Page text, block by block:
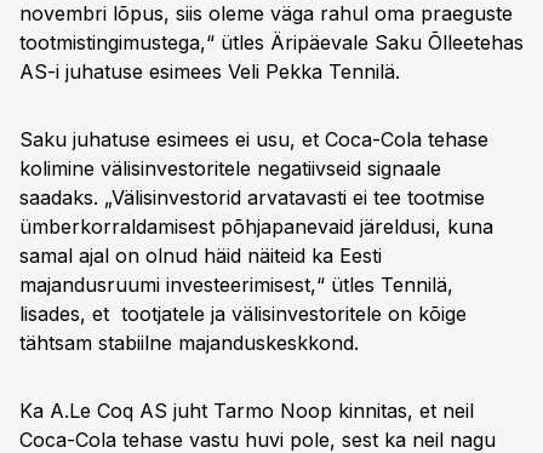
novembri lõpus, siis oleme väga rahul oma praeguste
tootmistingimustega,“ ütles Äripäevale Saku Õlleetehas
AS-i juhatuse esimees Veli Pekka Tennilä.
Saku juhatuse esimees ei usu, et Coca-Cola tehase
kolimine välisinvestoritele negatiivseid signaale
saadaks. „Välisinvestorid arvatavasti ei tee tootmise
ümberkorraldamisest põhjapanevaid järeldusi, kuna
samal ajal on olnud häid näiteid ka Eesti
majandusruumi investeerimisest,“ ütles Tennilä,
lisades, et tootjatele ja välisinvestoritele on kõige
tähtsam stabiilne majanduskeskkond.
Ka A.Le Coq AS juht Tarmo Noop kinnitas, et neil
Coca-Cola tehase vastu huvi pole, sest ka neil nagu